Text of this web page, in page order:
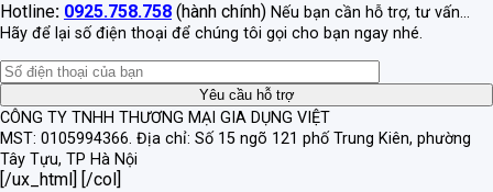
Hotline: 0925.758.758 (hành chính) Nếu bạn cần hỗ trợ, tư vấn...
Hãy để lại số điện thoại để chúng tôi gọi cho bạn ngay nhé.
CÔNG TY TNHH THƯƠNG MẠI GIA DỤNG VIỆT
MST: 0105994366. Địa chỉ: Số 15 ngõ 121 phố Trung Kiên, phường
Tây Tựu, TP Hà Nội
[/ux_html] [/col]